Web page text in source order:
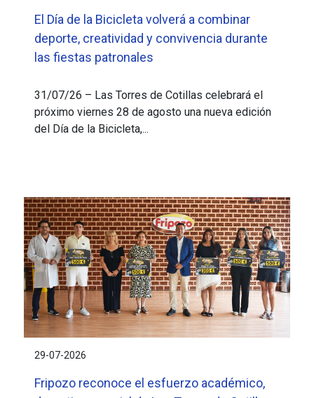
El Día de la Bicicleta volverá a combinar
deporte, creatividad y convivencia durante
las fiestas patronales
31/07/26 – Las Torres de Cotillas celebrará el
próximo viernes 28 de agosto una nueva edición
del Día de la Bicicleta,...
29-07-2026
Fripozo reconoce el esfuerzo académico,